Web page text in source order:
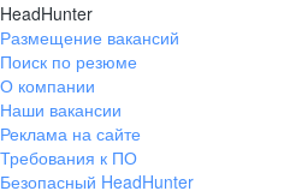
HeadHunter
Размещение вакансий
Поиск по резюме
О компании
Наши вакансии
Реклама на сайте
Требования к ПО
Безопасный HeadHunter